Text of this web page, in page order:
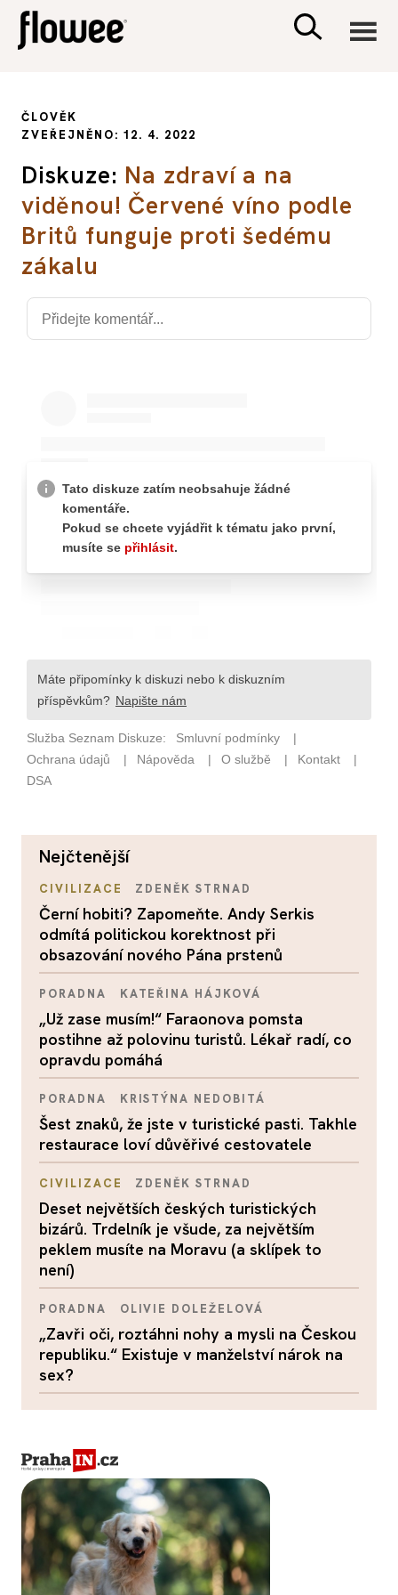
PSYCHOLOGIE
SEX A VZTAHY
ČLOVĚK
ZVEŘEJNĚNO: 12. 4. 2022
Diskuze: Na zdraví a na
viděnou! Červené víno podle
Britů funguje proti šedému
zákalu
nejčtenější
CIVILIZACE ZDENĚK STRNAD
Černí hobiti? Zapomeňte. Andy Serkis
odmítá politickou korektnost při
obsazování nového Pána prstenů
PORADNA KATEŘINA HÁJKOVÁ
„Už zase musím!“ Faraonova pomsta
postihne až polovinu turistů. Lékař radí, co
opravdu pomáhá
PORADNA KRISTÝNA NEDOBITÁ
Šest znaků, že jste v turistické pasti. Takhle
restaurace loví důvěřivé cestovatele
CIVILIZACE ZDENĚK STRNAD
Deset největších českých turistických
bizárů. Trdelník je všude, za největším
peklem musíte na Moravu (a sklípek to
není)
PORADNA OLIVIE DOLEŽELOVÁ
„Zavři oči, roztáhni nohy a mysli na Českou
republiku.“ Existuje v manželství nárok na
sex?